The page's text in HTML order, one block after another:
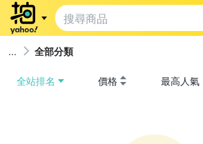
全部分類
全站排名 價格 最高人氣